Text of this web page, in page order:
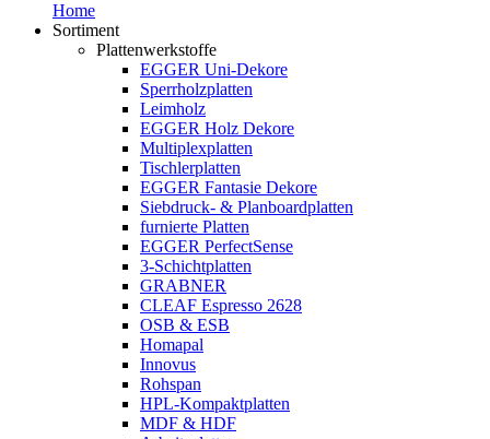
Home
Sortiment
Plattenwerkstoffe
EGGER Uni-Dekore
Sperrholzplatten
Leimholz
EGGER Holz Dekore
Multiplexplatten
Tischlerplatten
EGGER Fantasie Dekore
Siebdruck- & Planboardplatten
furnierte Platten
EGGER PerfectSense
3-Schichtplatten
GRABNER
CLEAF Espresso 2628
OSB & ESB
Homapal
Innovus
Rohspan
HPL-Kompaktplatten
MDF & HDF